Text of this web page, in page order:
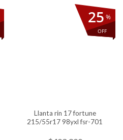
%
OFF
25
llanta rin 17 fortune
215/55r17 98yxl fsr-701